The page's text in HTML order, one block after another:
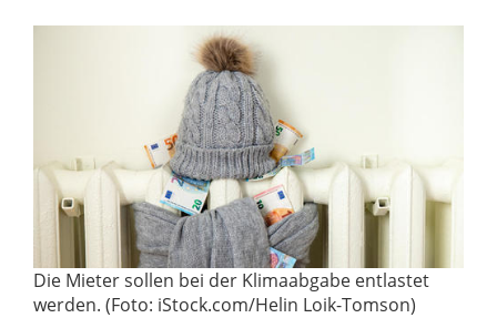
Die Mieter sollen bei der Klimaabgabe entlastet
werden. (Foto: iStock.com/Helin Loik-Tomson)